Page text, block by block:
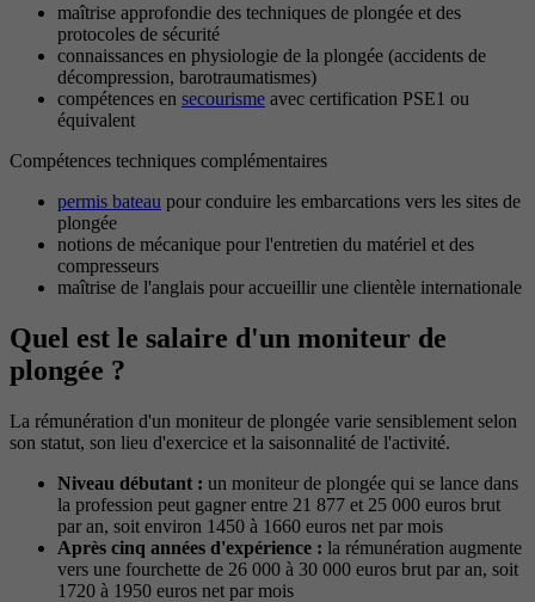
maîtrise approfondie des techniques de plongée et des
protocoles de sécurité
connaissances en physiologie de la plongée (accidents de
décompression, barotraumatismes)
compétences en secourisme avec certification PSE1 ou
équivalent
Compétences techniques complémentaires
permis bateau pour conduire les embarcations vers les sites de
plongée
notions de mécanique pour l'entretien du matériel et des
compresseurs
maîtrise de l'anglais pour accueillir une clientèle internationale
Quel est le salaire d'un moniteur de
plongée ?
La rémunération d'un moniteur de plongée varie sensiblement selon
son statut, son lieu d'exercice et la saisonnalité de l'activité.
Niveau débutant : un moniteur de plongée qui se lance dans
la profession peut gagner entre 21 877 et 25 000 euros brut
par an, soit environ 1450 à 1660 euros net par mois
Après cinq années d'expérience : la rémunération augmente
vers une fourchette de 26 000 à 30 000 euros brut par an, soit
1720 à 1950 euros net par mois